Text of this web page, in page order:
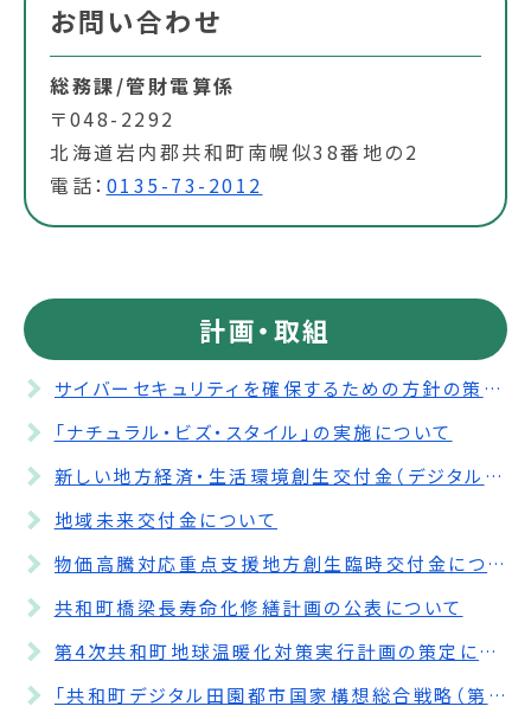
お問い合わせ
総務課/管財電算係
〒048-2292
北海道岩内郡共和町南幌似38番地の2
電話： 0135-73-2012
計画・取組
サイバーセキュリティを確保するための方針の策定について
「ナチュラル・ビズ・スタイル」の実施について
新しい地方経済・生活環境創生交付金（デジタル実装型）について
地域未来交付金について
物価高騰対応重点支援地方創生臨時交付金について
共和町橋梁長寿命化修繕計画の公表について
第4次共和町地球温暖化対策実行計画の策定について
「共和町デジタル田園都市国家構想総合戦略（第3期共和町まち・ひと・しごと創生人口ビジョン・総合戦略）」の策定について